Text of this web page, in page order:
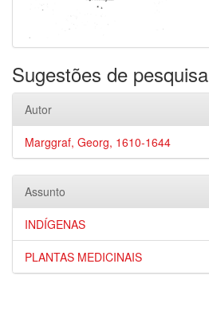
Sugestões de pesquisa
Autor
Marggraf, Georg, 1610-1644
Assunto
INDÍGENAS
PLANTAS MEDICINAIS